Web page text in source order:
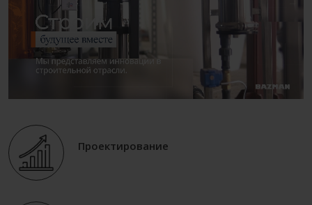
Проектирование